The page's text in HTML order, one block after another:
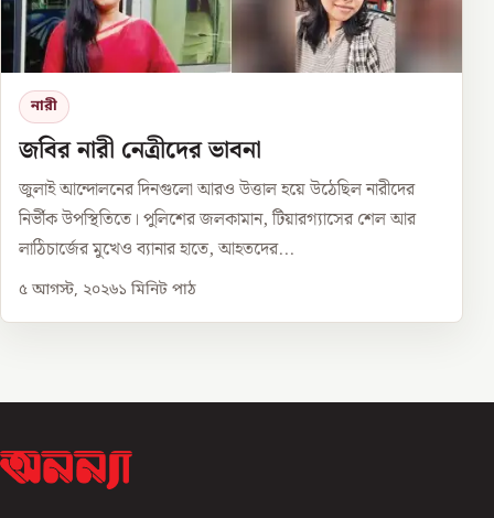
নারী
জবির নারী নেত্রীদের ভাবনা
জুলাই আন্দোলনের দিনগুলো আরও উত্তাল হয়ে উঠেছিল নারীদের
নির্ভীক উপস্থিতিতে। পুলিশের জলকামান, টিয়ারগ্যাসের শেল আর
লাঠিচার্জের মুখেও ব্যানার হাতে, আহতদের...
৫ আগস্ট, ২০২৬১ মিনিট পাঠ